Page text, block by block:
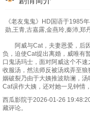
《老友鬼鬼》HD国语于1985
勋,王青,古嘉露,金燕玲,秦沛,郑
阿威与Cat，夫妻恩爱，后因
负，迫使Cat提出离婚，威唯有
口鬼汤玛士，面对阿威这个不
收服汤，然法师反被汤戏弄至
姻破裂乃由于大姨推波助澜，
Cat误作大姨，还对她一见钟情
西瓜影院于2026-01-26
藏评论。